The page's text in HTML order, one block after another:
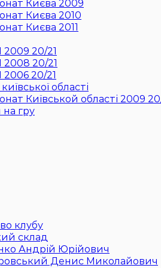
Києва 2009
Києва 2010
Києва 2011
20/21
20/21
20/21
області
Київськой області 2009
гру
клубу
склад
Андрій Юрійович
Денис Миколайович